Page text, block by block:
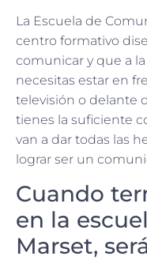
La Escuela de
centro formativo
comunicar y que a
necesitas estar en
televisión o delante
tienes la suficiente
van a dar todas las
lograr ser un
Cuando
en la
Marset,